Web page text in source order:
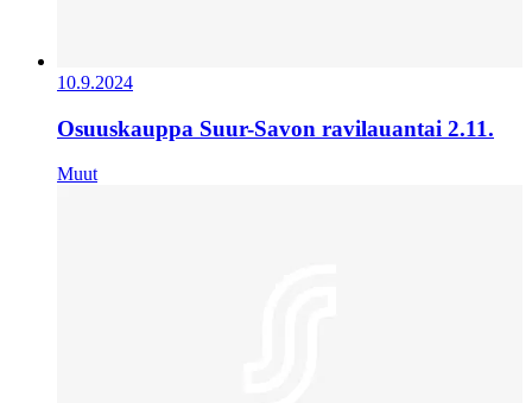
10.9.2024
Osuuskauppa Suur-Savon ravilauantai 2.11.
Muut